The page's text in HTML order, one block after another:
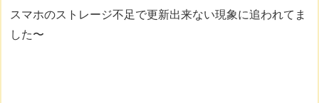
スマホのストレージ不足で更新出来ない現象に追われてま
した〜